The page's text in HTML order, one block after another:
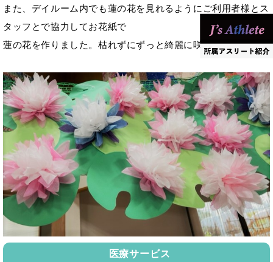
また、デイルーム内でも蓮の花を見れるようにご利用者様とス
タッフとで協力してお花紙で
蓮の花を作りました。枯れずにずっと綺麗に咲いていますね！
医療サービス